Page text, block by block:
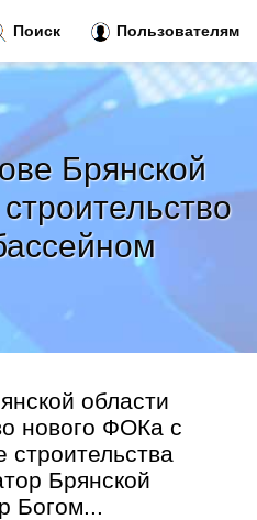
Брянской
области
нового ФОКа с
Брянской
Богом...
Поиск Пользователям